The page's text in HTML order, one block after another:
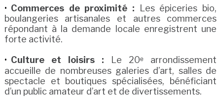
Commerces de proximité : Les épiceries bio,
boulangeries artisanales et autres commerces
répondant à la demande locale enregistrent une
forte activité.
Culture et loisirs : Le 20ᵉ arrondissement
accueille de nombreuses galeries d’art, salles de
spectacle et boutiques spécialisées, bénéficiant
d’un public amateur d’art et de divertissements.